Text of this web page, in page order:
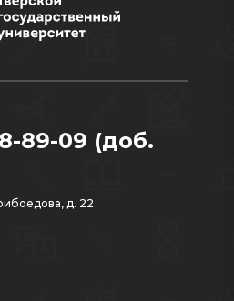
89-09 (доб.
д. 22